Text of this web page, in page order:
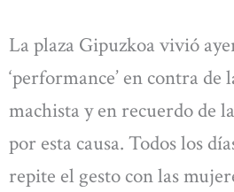
La plaza Gipuzkoa vivió
‘performance’ en contra de
machista y en recuerdo de
por esta causa. Todos los
repite el gesto con las